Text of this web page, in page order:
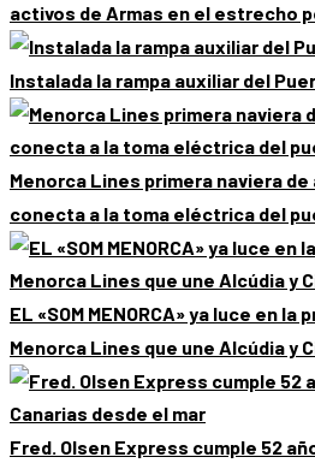
activos de Armas en el estrecho
Instalada la rampa auxiliar del
Menorca Lines primera naviera
conecta a la toma eléctrica del
EL «SOM MENORCA» ya luce en la
Menorca Lines que une Alcúdia y
Fred. Olsen Express cumple 52